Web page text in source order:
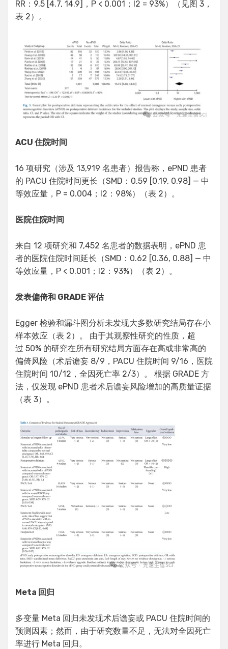
RR：9.5 [4.7, 14.9]，P < 0.001；I2 = 93%）（见图 3，
表 2）。
ACU 住院时间
16 项研究（涉及 13,919 名患者）报告称，ePND 患者
的 PACU 住院时间更长（SMD：0.59 [0.19, 0.98] — 中
等效应量，P = 0.004；I2：98%）（表 2）。
医院住院时间
来自 12 项研究和 7,452 名患者的数据表明，ePND 患
者的医院住院时间延长（SMD：0.62 [0.36, 0.88] — 中
等效应量，P < 0.001；I2：93%）（表 2）。
发表偏倚和 GRADE 评估
Egger 检验和漏斗图分析未发现大多数研究结局存在小
样本效应（表 2）。 由于其观察性研究的性质，超
过 50% 的研究在所有研究结局方面存在高或非常高的
偏倚风险（术后谵妄 8/9，PACU 住院时间 9/16，医院
住院时间 10/12，全因死亡率 2/3）。 根据 GRADE 方
法，仅发现 ePND 患者术后谵妄风险增加的高质量证据
（表 3）。
Meta 回归
多变量 Meta 回归未发现术后谵妄或 PACU 住院时间的
预测因素；然而，由于研究数量不足，无法对全因死亡
率进行 Meta 回归。